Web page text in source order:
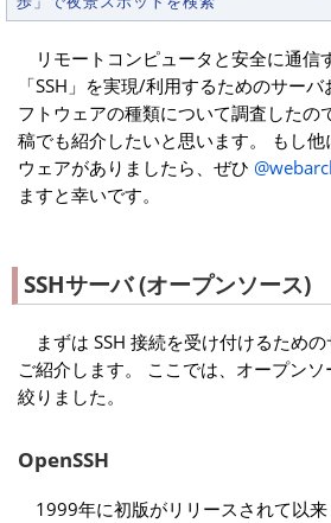
リモートコンピュータと安全に通信
「SSH」を実現/利用するためのサー
フトウェアの種類について調査したの
稿でも紹介したいと思います。 もし他
ウェアがありましたら、ぜひ
ますと幸いです。
SSHサーバ (オープンソース)
まずは SSH 接続を受け付けるため
ご紹介します。 ここでは、オープン
絞りました。
OpenSSH
1999年に初版がリリースされて以来